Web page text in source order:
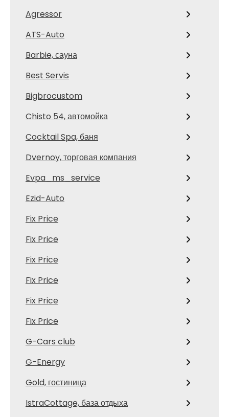
Agressor
ATS-Auto
Barbie, сауна
Best Servis
Bigbrocustom
Chisto 54, автомойка
Cocktail Spa, баня
Dvernoy, торговая компания
Evpa_ms_service
Ezid-Auto
Fix Price
Fix Price
Fix Price
Fix Price
Fix Price
Fix Price
G-Cars club
G-Energy
Gold, гостиница
IstraCottage, база отдыха